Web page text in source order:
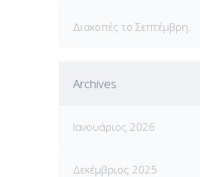
Διακοπές το Σεπτέμβρη.
Archives
Ιανουάριος 2026
Δεκέμβριος 2025